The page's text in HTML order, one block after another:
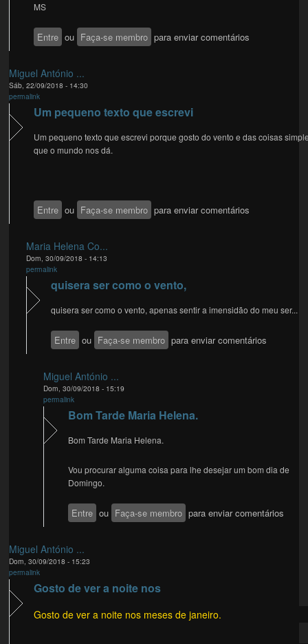
MS
Entre ou Faça-se membro para enviar comentários
Miguel António ...
Sáb, 22/09/2018 - 14:30
permalink
Um pequeno texto que escrevi
Um pequeno texto que escrevi porque gosto do vento e das coisas
que o mundo nos dá.
Entre ou Faça-se membro para enviar comentários
Maria Helena Co...
Dom, 30/09/2018 - 14:13
permalink
quisera ser como o vento,
quisera ser como o vento, apenas sentir a imensidão do meu ser...
Entre ou Faça-se membro para enviar comentários
Miguel António ...
Dom, 30/09/2018 - 15:19
permalink
Bom Tarde Maria Helena.
Bom Tarde Maria Helena.
Vou procurar alguma coisa para lhe desejar um bom dia de
Domingo.
Entre ou Faça-se membro para enviar comentários
Miguel António ...
Dom, 30/09/2018 - 15:23
permalink
Gosto de ver a noite nos
Gosto de ver a noite nos meses de janeiro.